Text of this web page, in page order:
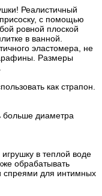
Реалистичный
с помощью
ровной плоской
в ванной.
эластомера, не
Размеры
как страпон.
больше диаметра
в теплой воде
обрабатывать
спреями для интимных